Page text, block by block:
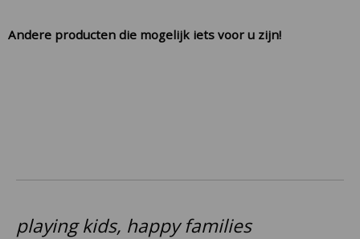
Andere producten die mogelijk iets voor u zijn!
playing kids, happy families